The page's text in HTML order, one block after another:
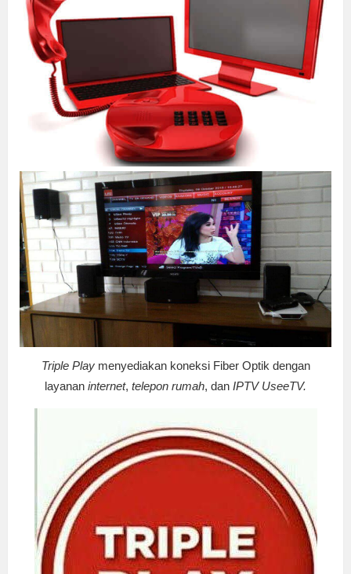
Triple Playmenyediakan koneksi Fiber Optik dengan
layanan internet, telepon rumah, dan IPTV UseeTV.